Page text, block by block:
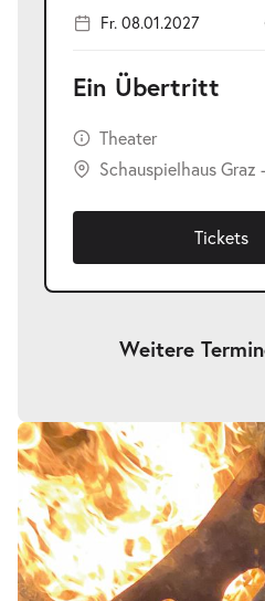
Fr. 08.01.2027
Ein Übertritt
Theater
Schauspielhaus Graz
Tickets
Weitere
Ein Übertritt-
Sa.
Sa. 14.11.2026
19:30 Uhr